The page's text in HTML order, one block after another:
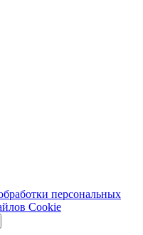
персональных
Cookie